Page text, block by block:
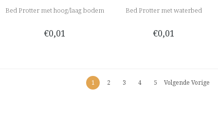
Bed Protter met hoog/laag bodem
€0,01
Bed Protter met waterbed
€0,01
1 2 3 4 5 Volgende Vorige